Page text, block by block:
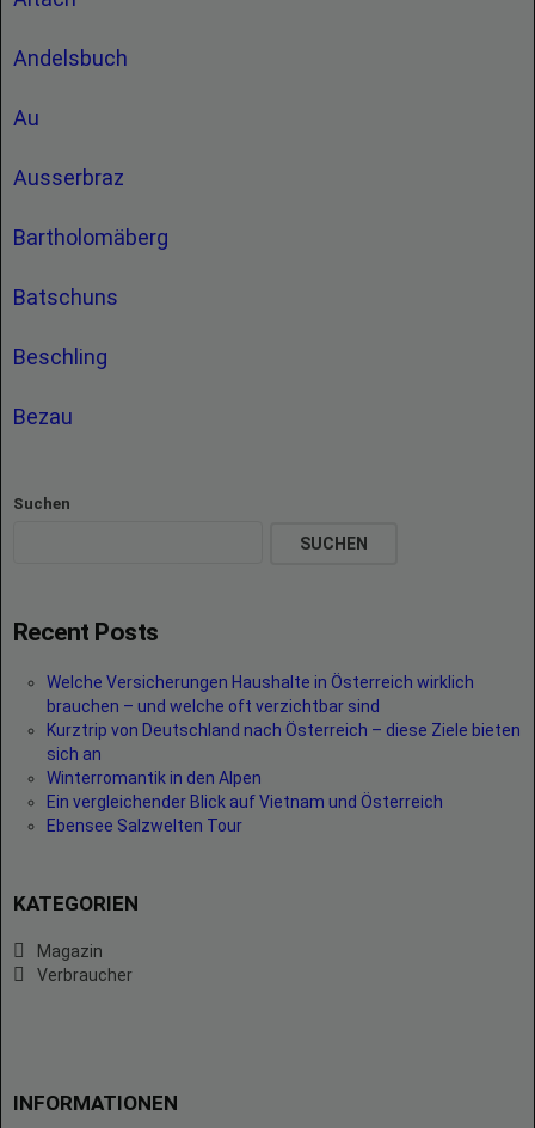
Andelsbuch
Au
Ausserbraz
Bartholomäberg
Batschuns
Beschling
Bezau
Suchen
SUCHEN
Recent Posts
Welche Versicherungen Haushalte in Österreich wirklich
brauchen – und welche oft verzichtbar sind
Kurztrip von Deutschland nach Österreich – diese Ziele bieten
sich an
Winterromantik in den Alpen
Ein vergleichender Blick auf Vietnam und Österreich
Ebensee Salzwelten Tour
KATEGORIEN
Magazin
Verbraucher
INFORMATIONEN